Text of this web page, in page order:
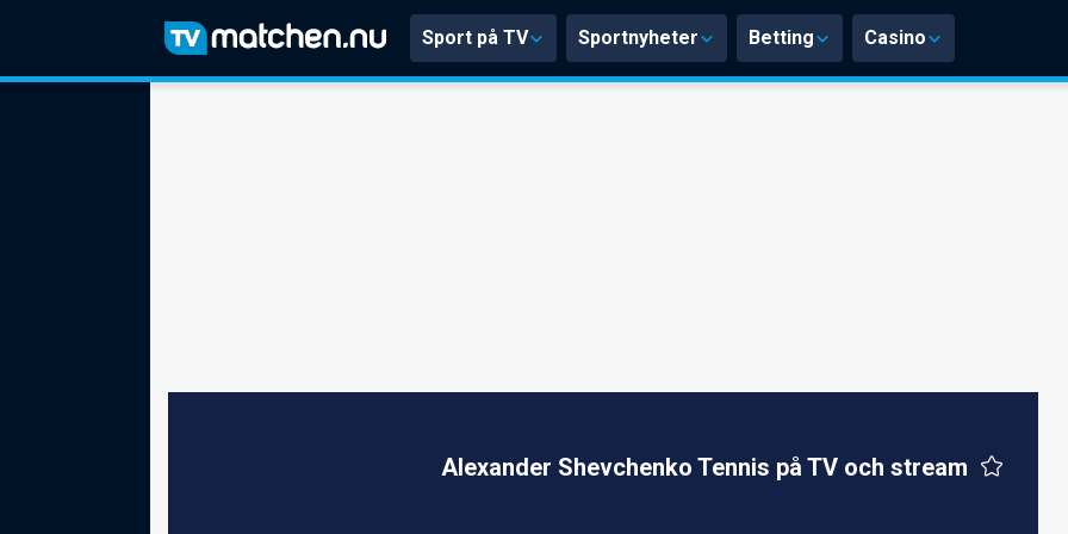
Sport på TV Sportnyheter Betting Casino
Alexander Shevchenko Tennis på TV och stream